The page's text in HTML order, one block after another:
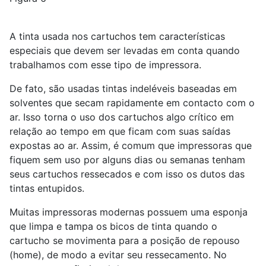
A tinta usada nos cartuchos tem características
especiais que devem ser levadas em conta quando
trabalhamos com esse tipo de impressora.
De fato, são usadas tintas indeléveis baseadas em
solventes que secam rapidamente em contacto com o
ar. Isso torna o uso dos cartuchos algo crítico em
relação ao tempo em que ficam com suas saídas
expostas ao ar. Assim, é comum que impressoras que
fiquem sem uso por alguns dias ou semanas tenham
seus cartuchos ressecados e com isso os dutos das
tintas entupidos.
Muitas impressoras modernas possuem uma esponja
que limpa e tampa os bicos de tinta quando o
cartucho se movimenta para a posição de repouso
(home), de modo a evitar seu ressecamento. No